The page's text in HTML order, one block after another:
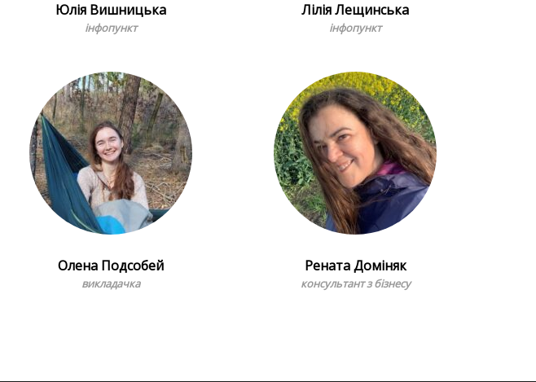
Юлія Вишницька
інфопункт
Лілія Лещинська
інфопункт
Олена Подсобей
викладачка
Рената Доміняк
консультант з бізнесу